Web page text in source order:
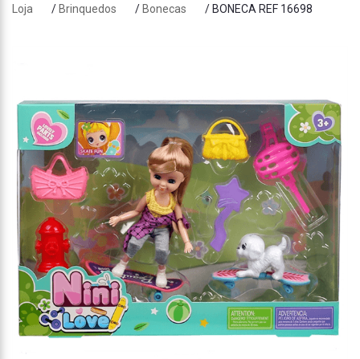
Sobre nós
Loja / Brinquedos / Bonecas / BONECA REF 16698